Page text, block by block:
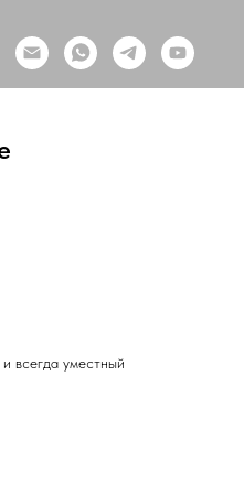
всегда уместный